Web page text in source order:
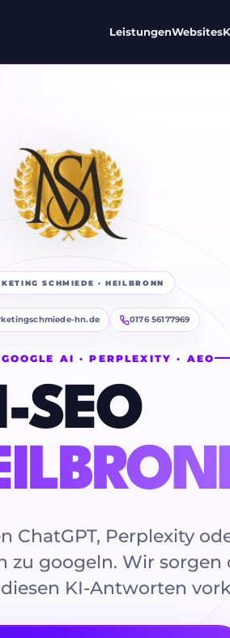
LeistungenWebsites
SCHMIEDE · HEILBRONN
hn.de 0176 56177969
AI · PERPLEXITY · AEO
SEO
ChatGPT, Perplexity
zu googeln. Wir sorgen
KI-Antworten